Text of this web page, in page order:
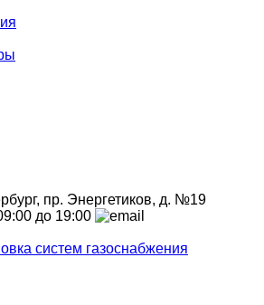
пр. Энергетиков, д. №19
до 19:00
систем газоснабжения